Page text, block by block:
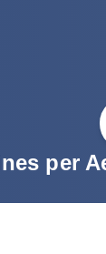
per